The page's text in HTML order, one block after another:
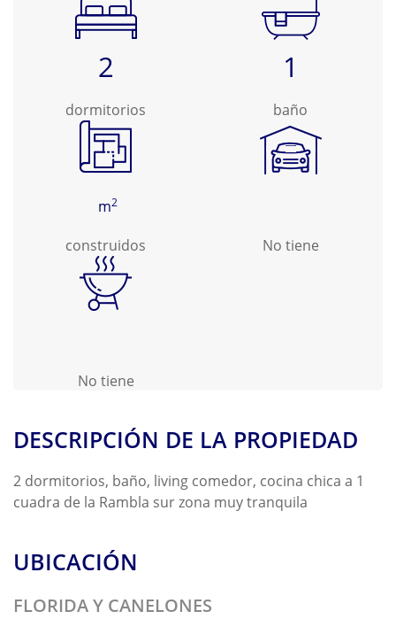
2
dormitorios
1
baño
m2
construidos No tiene
No tiene
DESCRIPCIÓN DE LA PROPIEDAD
2 dormitorios, baño, living comedor, cocina chica a 1
cuadra de la Rambla sur zona muy tranquila
UBICACIÓN
FLORIDA Y CANELONES